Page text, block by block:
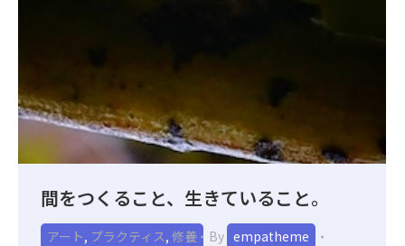
間をつくること、生きていること。
アート, プラクティス, 修養 By empatheme